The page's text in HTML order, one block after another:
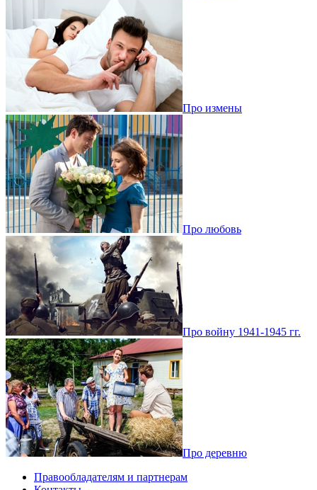
Про измены
Про любовь
Про войну 1941-1945 гг.
Про деревню
Правообладателям и партнерам